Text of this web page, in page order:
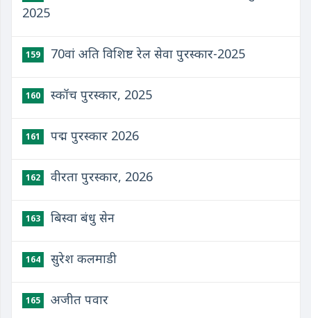
2025
159 70वां अति विशिष्ट रेल सेवा पुरस्कार-2025
160 स्कॉच पुरस्कार, 2025
161 पद्म पुरस्कार 2026
162 वीरता पुरस्कार, 2026
163 बिस्वा बंधु सेन
164 सुरेश कलमाडी
165 अजीत पवार